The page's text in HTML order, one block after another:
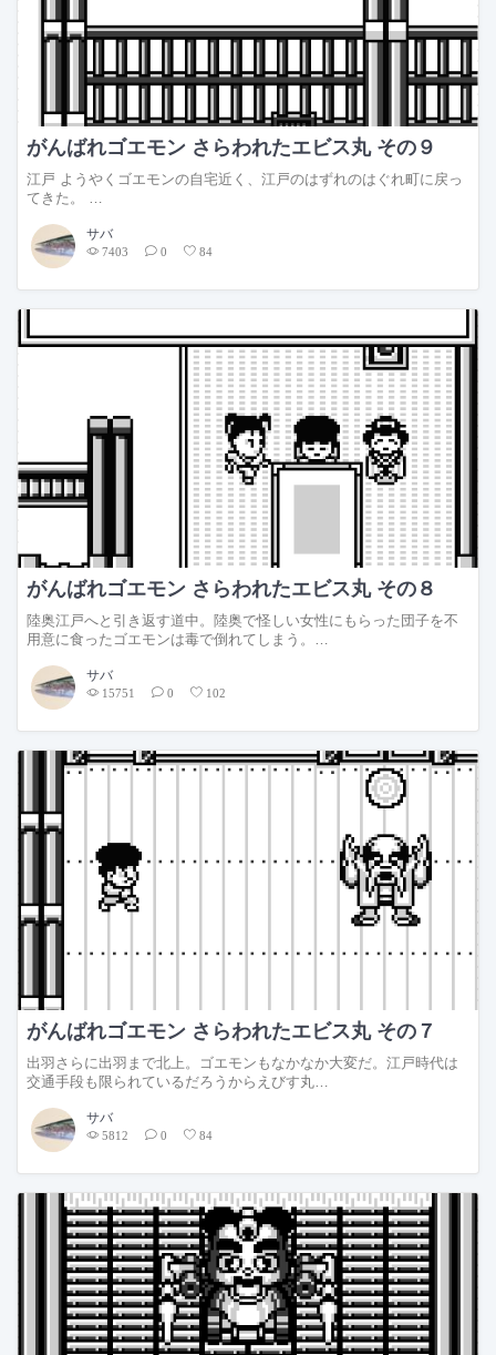
がんばれゴエモン さらわれたエビス丸 その９
江戸 ようやくゴエモンの自宅近く、江戸のはずれのはぐれ町に戻っ
てきた。 …
サバ
7403 0 84
がんばれゴエモン さらわれたエビス丸 その８
陸奥江戸へと引き返す道中。陸奥で怪しい女性にもらった団子を不
用意に食ったゴエモンは毒で倒れてしまう。…
サバ
15751 0 102
がんばれゴエモン さらわれたエビス丸 その７
出羽さらに出羽まで北上。ゴエモンもなかなか大変だ。江戸時代は
交通手段も限られているだろうからえびす丸…
サバ
5812 0 84